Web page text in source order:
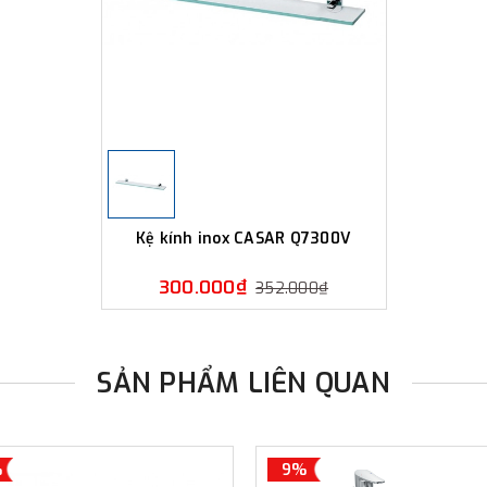
Kệ kính inox CASAR Q7300V
300.000₫ 352.000₫
SẢN PHẨM LIÊN QUAN
9%